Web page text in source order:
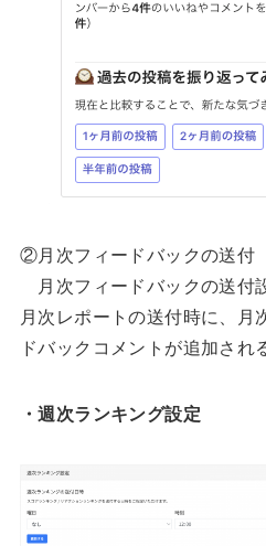
②月次フィードバックの送付
月次フィードバックの送付
月次レポートの送付時に、月
ドバックコメントが追加され
・週次ランキング設定